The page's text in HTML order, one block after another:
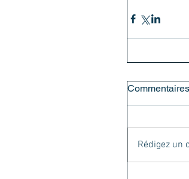
Commentaires
Rédigez un